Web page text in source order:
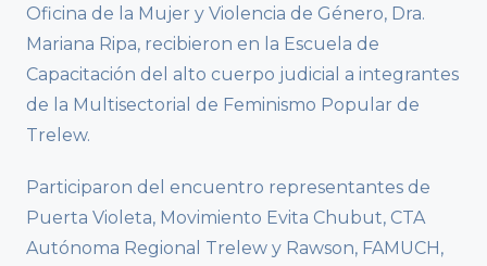
Oficina de la Mujer y Violencia de Género, Dra.
Mariana Ripa, recibieron en la Escuela de
Capacitación del alto cuerpo judicial a integrantes
de la Multisectorial de Feminismo Popular de
Trelew.
Participaron del encuentro representantes de
Puerta Violeta, Movimiento Evita Chubut, CTA
Autónoma Regional Trelew y Rawson, FAMUCH,